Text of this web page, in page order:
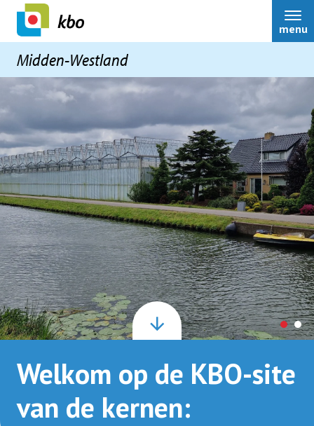
Midden-Westland
menu
Midden-Westland
Ledenservice
Ouderenadvisering
Belastingservice
Rijbewijskeuring
Nieuws
Activiteiten
Terugblikken
Contact
Welkom op de KBO-site
van de kernen: